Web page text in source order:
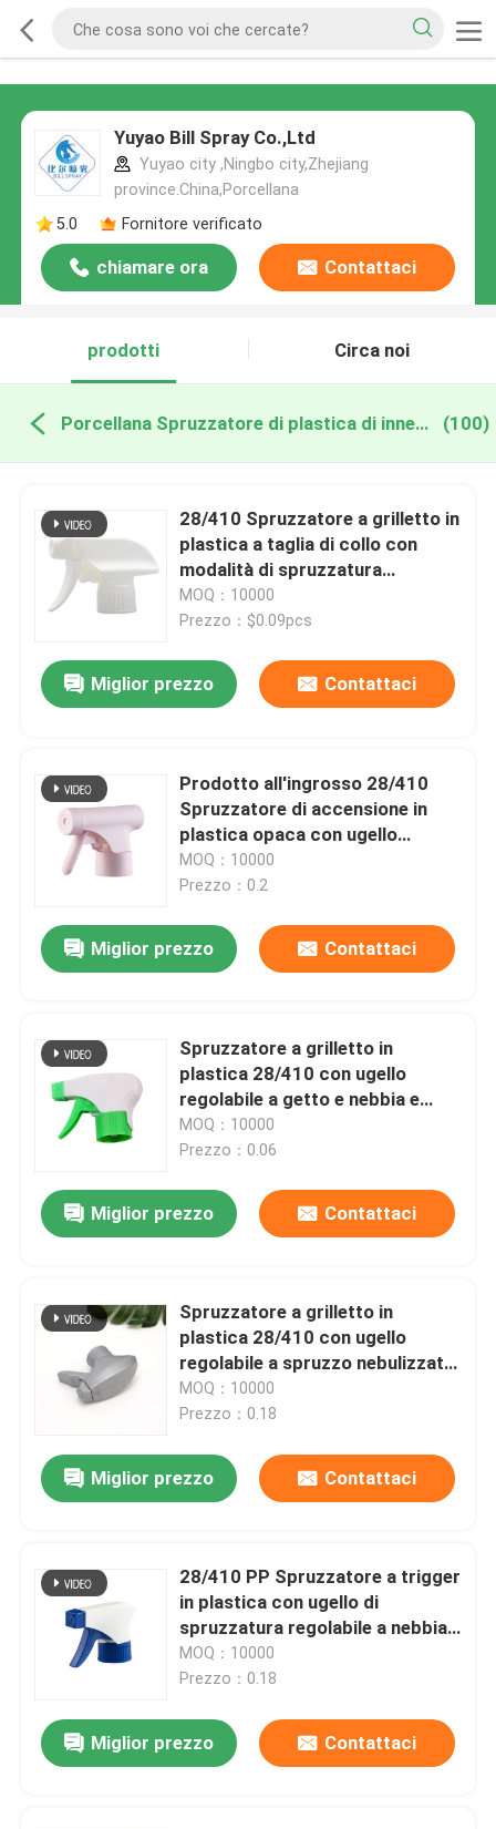
Yuyao Bill Spray Co.,Ltd
Yuyao city ,Ningbo city,Zhejiang
province.China,Porcellana
5.0
Fornitore verificato
chiamare ora Contattaci
prodotti Circa noi
Porcellana Spruzzatore di plastica di innesco (100)
28/410 Spruzzatore a grilletto in
plastica a taglia di collo con
modalità di spruzzatura
regolabili e progettazione
resistente alla corrosione per la
quotidiana
MOQ：10000
Prezzo：$0.09pcs
Miglior prezzo Contattaci
Prodotto all'ingrosso 28/410
Spruzzatore di accensione in
plastica opaca con ugello
regolabile a getto e nebbia per la
cura della casa e dell'auto
MOQ：10000
Prezzo：0.2
Miglior prezzo Contattaci
Spruzzatore a grilletto in
plastica 28/410 con ugello
regolabile a getto e nebbia e
materiale PP resistente per
bottiglie in PET
MOQ：10000
Prezzo：0.06
Miglior prezzo Contattaci
Spruzzatore a grilletto in
plastica 28/410 con ugello
regolabile a spruzzo nebulizzato
e a getto e plastica PP riciclabile
per detergenti per la casa e
MOQ：10000
Prezzo：0.18
Miglior prezzo Contattaci
28/410 PP Spruzzatore a trigger
in plastica con ugello di
spruzzatura regolabile a nebbia
fine e a flusso, design
impermeabile per pulizia
MOQ：10000
Prezzo：0.18
Miglior prezzo Contattaci